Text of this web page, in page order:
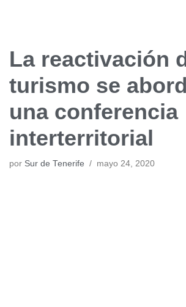
La reactivación
turismo se
una conferencia
interterritorial
por Sur de Tenerife mayo 24, 2020